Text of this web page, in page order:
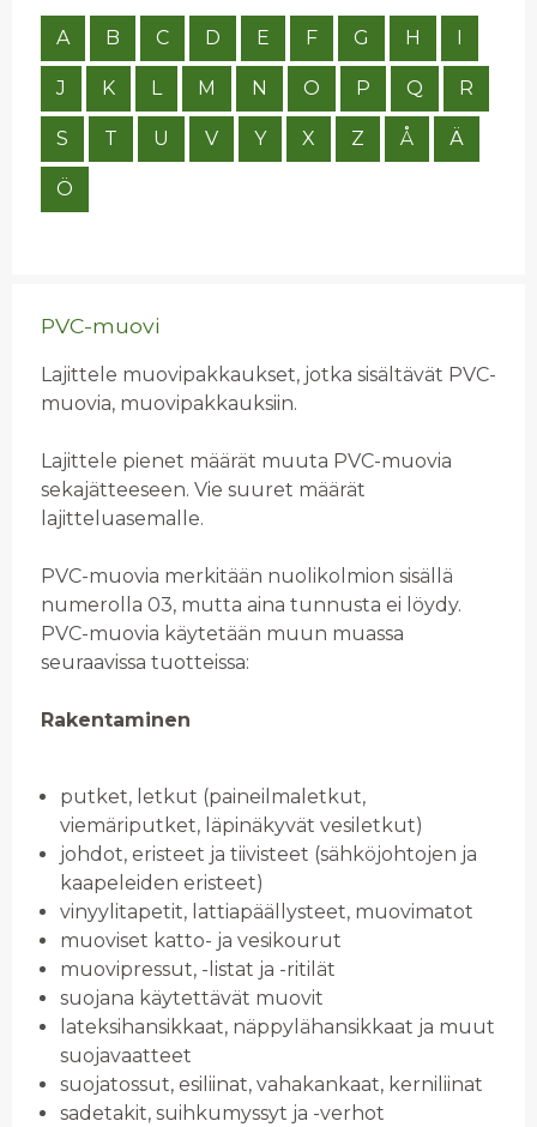
A B C D E F G H I
J K L M N O P Q R
S T U V Y X Z Å Ä
Ö
PVC-muovi
Lajittele muovipakkaukset, jotka sisältävät PVC-
muovia, muovipakkauksiin.
Lajittele pienet määrät muuta PVC-muovia
sekajätteeseen. Vie suuret määrät
lajitteluasemalle.
PVC-muovia merkitään nuolikolmion sisällä
numerolla 03, mutta aina tunnusta ei löydy.
PVC-muovia käytetään muun muassa
seuraavissa tuotteissa:
Rakentaminen
putket, letkut (paineilmaletkut,
viemäriputket, läpinäkyvät vesiletkut)
johdot, eristeet ja tiivisteet (sähköjohtojen ja
kaapeleiden eristeet)
vinyylitapetit, lattiapäällysteet, muovimatot
muoviset katto- ja vesikourut
muovipressut, -listat ja -ritilät
suojana käytettävät muovit
lateksihansikkaat, näppylähansikkaat ja muut
suojavaatteet
suojatossut, esiliinat, vahakankaat, kerniliinat
sadetakit, suihkumyssyt ja -verhot